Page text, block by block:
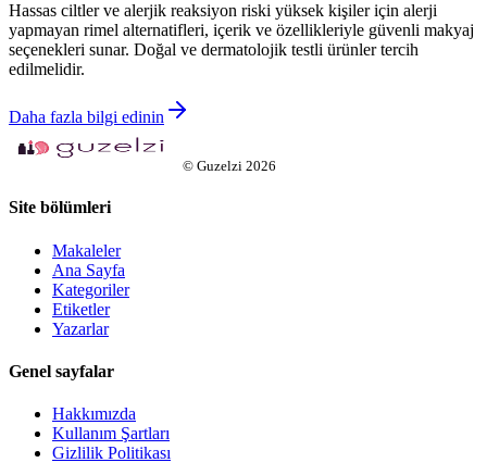
Hassas ciltler ve alerjik reaksiyon riski yüksek kişiler için alerji
yapmayan rimel alternatifleri, içerik ve özellikleriyle güvenli makyaj
seçenekleri sunar. Doğal ve dermatolojik testli ürünler tercih
edilmelidir.
Daha fazla bilgi edinin
© Guzelzi 2026
Site bölümleri
Makaleler
Ana Sayfa
Kategoriler
Etiketler
Yazarlar
Genel sayfalar
Hakkımızda
Kullanım Şartları
Gizlilik Politikası